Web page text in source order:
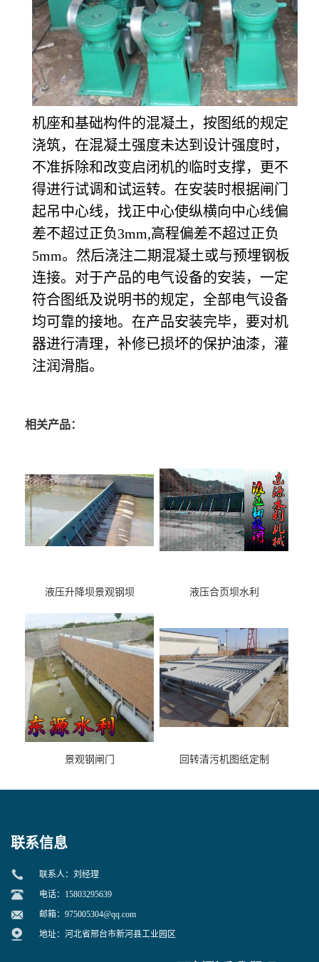
机座和基础构件的混凝土，按图纸的规定
浇筑，在混凝土强度未达到设计强度时，
不准拆除和改变启闭机的临时支撑，更不
得进行试调和试运转。在安装时根据闸门
起吊中心线，找正中心使纵横向中心线偏
差不超过正负3mm,高程偏差不超过正负
5mm。然后浇注二期混凝土或与预埋钢板
连接。对于产品的电气设备的安装，一定
符合图纸及说明书的规定，全部电气设备
均可靠的接地。在产品安装完毕，要对机
器进行清理，补修已损坏的保护油漆，灌
注润滑脂。
相关产品：
液压升降坝景观钢坝 液压合页坝水利
景观钢闸门 回转清污机图纸定制
联系信息
联系人：刘经理
电话：15803295639
邮箱： 975005304@qq.com
地址：河北省邢台市新河县工业园区